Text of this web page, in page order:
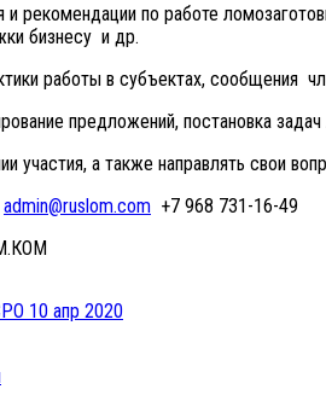
рекомендации по работе
бизнесу и др.
работы в субъектах, сообщения
предложений, постановка задач
участия, а также направлять свои
admin@ruslom.com +7 968 731-16-49
10 апр 2020